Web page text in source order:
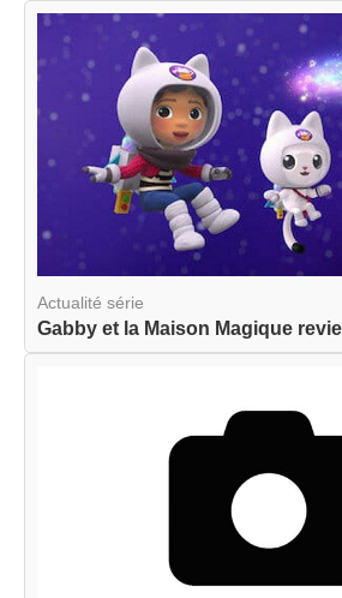
Actualité série